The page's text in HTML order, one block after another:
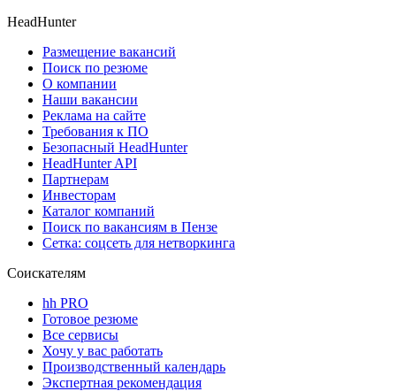
HeadHunter
Размещение вакансий
Поиск по резюме
О компании
Наши вакансии
Реклама на сайте
Требования к ПО
Безопасный HeadHunter
HeadHunter API
Партнерам
Инвесторам
Каталог компаний
Поиск по вакансиям в Пензе
Сетка: соцсеть для нетворкинга
Соискателям
hh PRO
Готовое резюме
Все сервисы
Хочу у вас работать
Производственный календарь
Экспертная рекомендация